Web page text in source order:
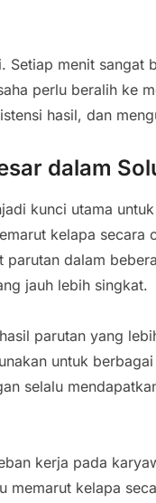
Setiap menit sangat
perlu beralih ke
hasil, dan
dalam
kunci utama
kelapa
dalam
jauh lebih singkat.
parutan yang
untuk
selalu
kerja pada
kelapa